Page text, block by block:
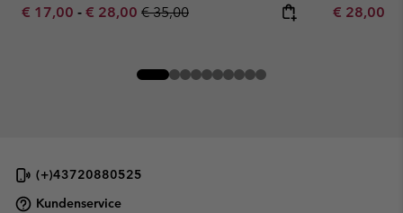
Minimum sale price:
€ 17,00 - Maximum sale price:
€ 28,00 Regular price:
€ 35,00 Minimum
€ 28,00
(+)43720880525
Kundenservice